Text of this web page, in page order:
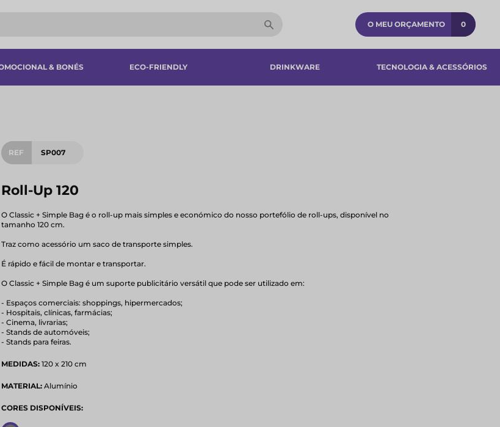
O MEU ORÇAMENTO 0
& BONÉS ECO-FRIENDLY DRINKWARE TECNOLOGIA & ACESSÓRIOS​
REF SP007
Roll-Up 120
O Classic + Simple Bag é o roll-up mais simples e económico do nosso portefólio de roll-ups, disponível no
tamanho 120 cm.
Traz como acessório um saco de transporte simples.
É rápido e fácil de montar e transportar.
O Classic + Simple Bag é um suporte publicitário versátil que pode ser utilizado em:
- Espaços comerciais: shoppings, hipermercados;
- Hospitais, clínicas, farmácias;
- Cinema, livrarias;
- Stands de automóveis;
- Stands para feiras.
MEDIDAS:120 x 210 cm
MATERIAL:Alumínio
CORES DISPONÍVEIS: